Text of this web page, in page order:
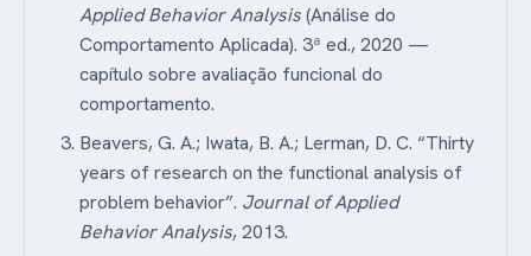
Applied Behavior Analysis(Análise do
Comportamento Aplicada). 3ª ed., 2020 —
capítulo sobre avaliação funcional do
comportamento.
Beavers, G. A.; Iwata, B. A.; Lerman, D. C. “Thirty
years of research on the functional analysis of
problem behavior”. Journal of Applied
Behavior Analysis, 2013.